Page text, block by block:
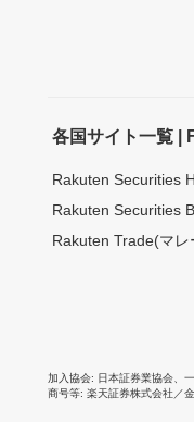
各国サイト一覧 |
Rakuten Securities
Rakuten Securities
Rakuten Trade(マレ
加入協会 日本証券業協会
商号等 楽天証券株式会社／